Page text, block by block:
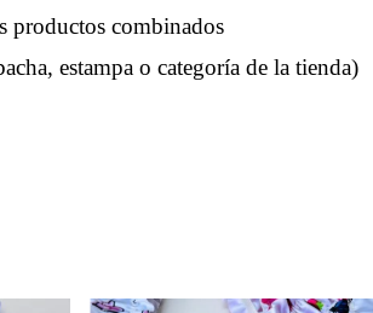
productos combinados
estampa o categoría de la tienda)